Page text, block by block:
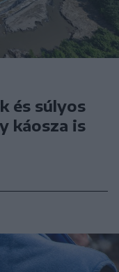
és súlyos
káosza is